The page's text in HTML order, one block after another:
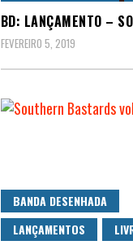
BD: LANÇAMENTO –
FEVEREIRO 5, 2019
BANDA DESENHADA
LANÇAMENTOS